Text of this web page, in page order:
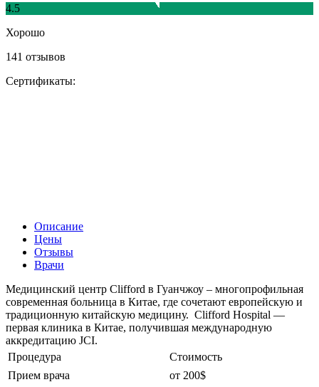
4.5
Хорошо
141 отзывов
Сертификаты:
Описание
Цены
Отзывы
Врачи
Медицинский центр Clifford в Гуанчжоу – многопрофильная
современная больница в Китае, где сочетают европейскую и
традиционную китайскую медицину. Clifford Hospital —
первая клиника в Китае, получившая международную
аккредитацию JCI.
Процедура
Стоимость
Прием врача
от 200$